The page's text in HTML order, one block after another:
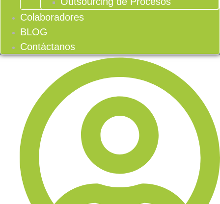
Colaboradores
BLOG
Contáctanos